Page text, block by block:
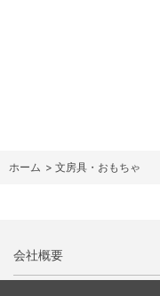
ホーム > 文房具・おもちゃ
会社概要